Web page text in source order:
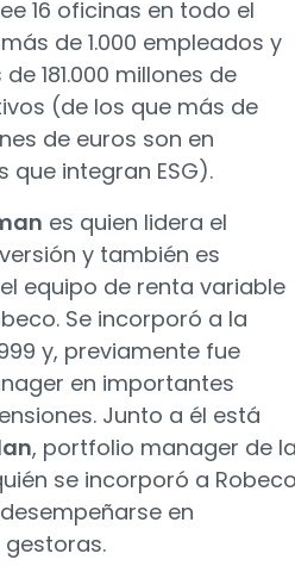
16 oficinas en todo el
de 1.000 empleados y
181.000 millones de
(de los que más de
de euros son en
que integran ESG).
es quien lidera el
y también es
equipo de renta variable
Se incorporó a la
y, previamente fue
en importantes
Junto a él está
, portfolio manager de
se incorporó a
en